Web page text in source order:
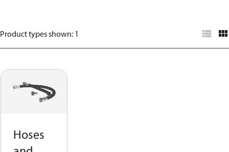
Product types shown: 1
Hoses